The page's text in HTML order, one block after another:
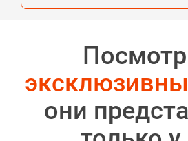
они